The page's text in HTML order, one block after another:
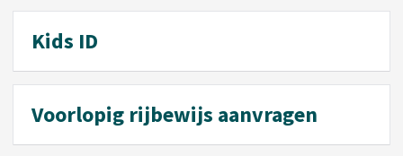
Kids ID
Voorlopig rijbewijs aanvragen